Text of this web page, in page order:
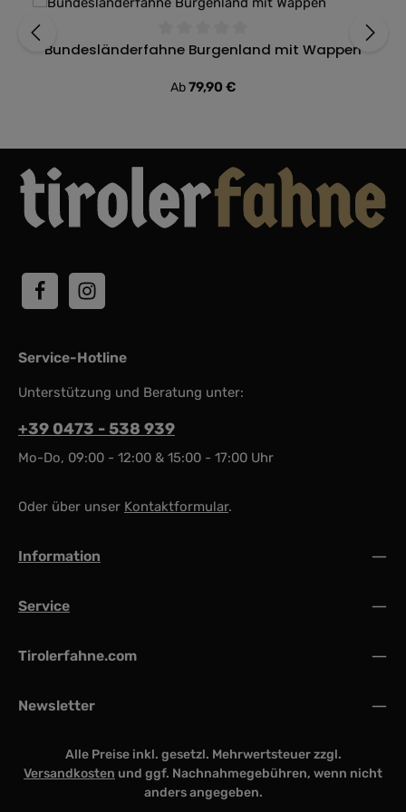
Durchschnittliche Bewertung von 0 von 5 Sternen
Bundesländerfahne Burgenland mit Wappen
Regulärer Preis:
Ab79,90 €
Service-Hotline
Unterstützung und Beratung unter:
+39 0473 - 538 939
Mo-Do, 09:00 - 12:00 & 15:00 - 17:00 Uhr
Oder über unser Kontaktformular.
Information
Service
Tirolerfahne.com
Newsletter
Alle Preise inkl. gesetzl. Mehrwertsteuer zzgl.
Versandkosten und ggf. Nachnahmegebühren, wenn nicht
anders angegeben.